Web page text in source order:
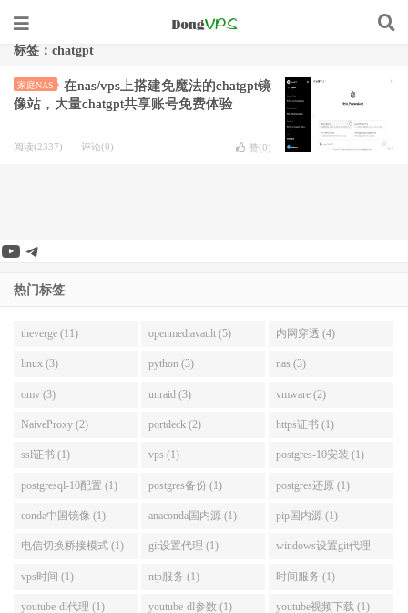
标签：chatgpt
家庭NAS
在nas/vps上搭建免魔法的chatgpt镜
像站，大量chatgpt共享账号免费体验
阅读(2337) 评论(0) 赞(0)
YouTube
Telegram
热门标签
theverge (11) openmediavault (5) 内网穿透 (4)
linux (3) python (3) nas (3)
omv (3) unraid (3) vmware (2)
NaiveProxy (2) portdeck (2) https证书 (1)
ssl证书 (1) vps (1) postgres-10安装 (1)
postgresql-10配置 (1) postgres备份 (1) postgres还原 (1)
conda中国镜像 (1) anaconda国内源 (1) pip国内源 (1)
电信切换桥接模式 (1) git设置代理 (1) windows设置git代理
(1)
vps时间 (1) ntp服务 (1) 时间服务 (1)
youtube-dl代理 (1) youtube-dl参数 (1) youtube视频下载 (1)